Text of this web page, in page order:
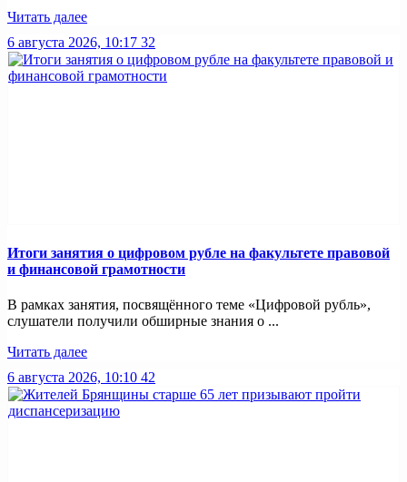
Читать далее
6 августа 2026, 10:17 32
Итоги занятия о цифровом рубле на факультете правовой
и финансовой грамотности
В рамках занятия, посвящённого теме «Цифровой рубль»,
слушатели получили обширные знания о ...
Читать далее
6 августа 2026, 10:10 42